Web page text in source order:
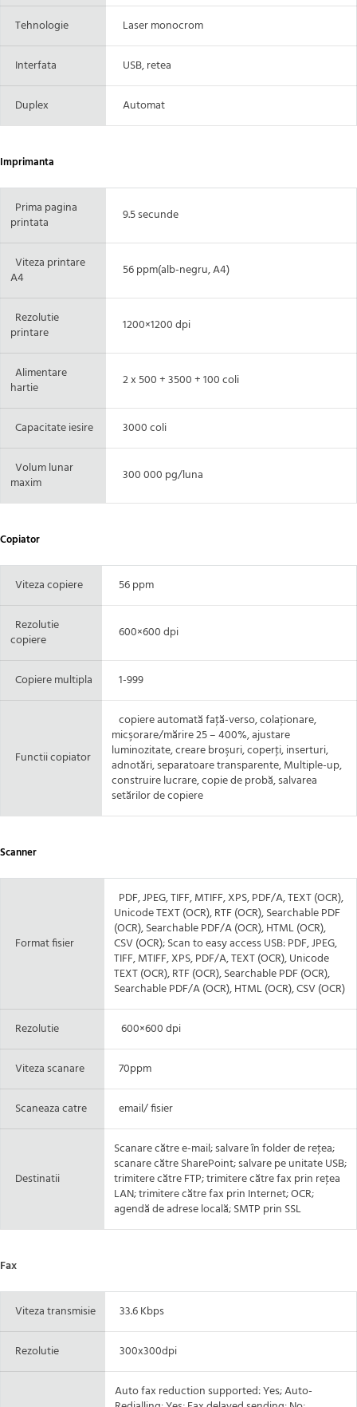
Tehnologie Laser monocrom
Interfata USB, retea
Duplex Automat
Imprimanta
Prima pagina
printata
9.5 secunde
Viteza printare
A4
56 ppm(alb-negru, A4)
Rezolutie
printare
1200×1200 dpi
Alimentare
hartie
2 x 500 + 3500 + 100 coli
Capacitate iesire 3000 coli
Volum lunar
maxim
300 000 pg/luna
Copiator
Viteza copiere 56 ppm
Rezolutie
copiere
600×600 dpi
Copiere multipla 1-999
Functii copiator
copiere automată faţă-verso, colaţionare,
micşorare/mărire 25 – 400%, ajustare
luminozitate, creare broşuri, coperţi, inserturi,
adnotări, separatoare transparente, Multiple-up,
construire lucrare, copie de probă, salvarea
setărilor de copiere
Scanner
Format fisier
PDF, JPEG, TIFF, MTIFF, XPS, PDF/A, TEXT (OCR),
Unicode TEXT (OCR), RTF (OCR), Searchable PDF
(OCR), Searchable PDF/A (OCR), HTML (OCR),
CSV (OCR); Scan to easy access USB: PDF, JPEG,
TIFF, MTIFF, XPS, PDF/A, TEXT (OCR), Unicode
TEXT (OCR), RTF (OCR), Searchable PDF (OCR),
Searchable PDF/A (OCR), HTML (OCR), CSV (OCR)
Rezolutie 600×600 dpi
Viteza scanare 70ppm
Scaneaza catre email/ fisier
Destinatii
Scanare către e-mail; salvare în folder de reţea;
scanare către SharePoint; salvare pe unitate USB;
trimitere către FTP; trimitere către fax prin reţea
LAN; trimitere către fax prin Internet; OCR;
agendă de adrese locală; SMTP prin SSL
Fax
Viteza transmisie 33.6 Kbps
Rezolutie 300x300dpi
Auto fax reduction supported: Yes; Auto-